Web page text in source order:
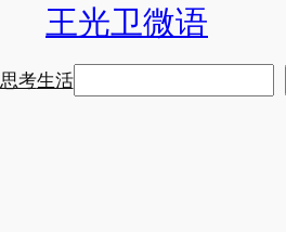
王光卫微语
思考生活搜